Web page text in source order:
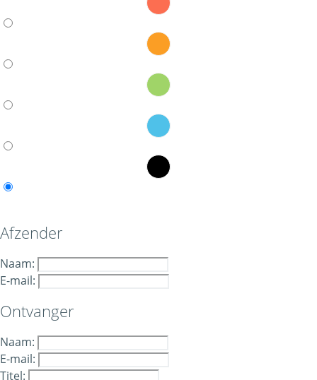
Afzender
Naam:
E-mail:
Ontvanger
Naam:
E-mail:
Titel: